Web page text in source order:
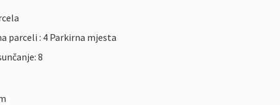
parceli : 4 Parkirna mjesta
8